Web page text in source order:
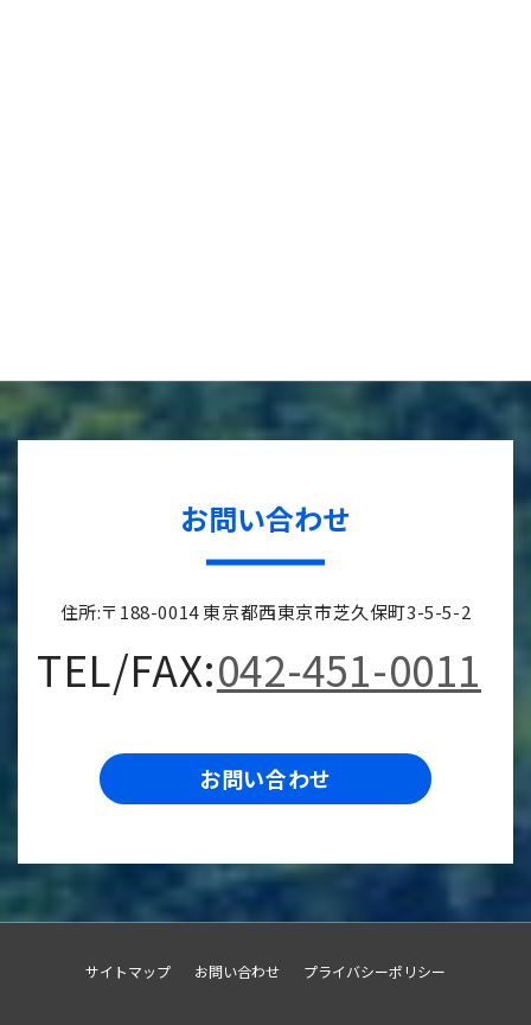
お問い合わせ
住所:〒188-0014 東京都西東京市芝久保町3-5-5-2
TEL/FAX:042-451-0011
お問い合わせ
サイトマップ お問い合わせ プライバシーポリシー